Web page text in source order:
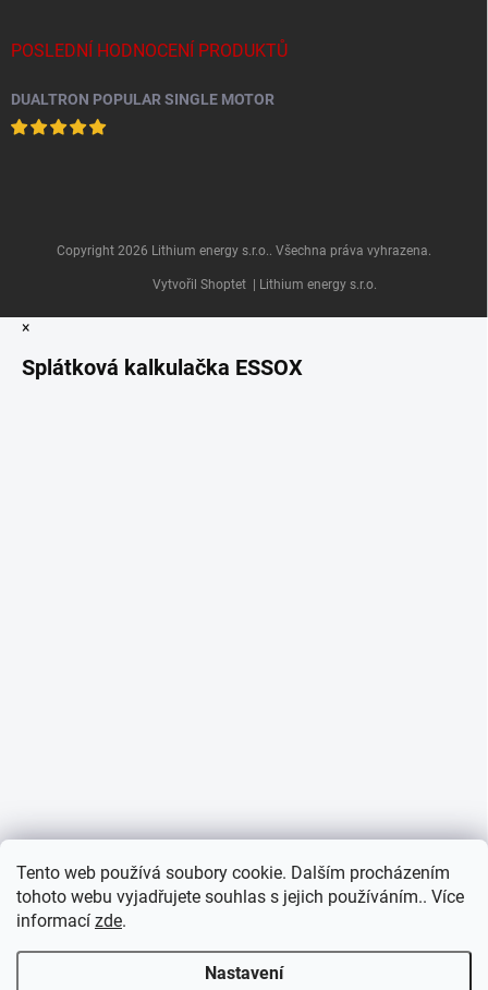
Tento web používá soubory cookie. Dalším procházením
tohoto webu vyjadřujete souhlas s jejich používáním.. Více
informací zde.
Nastavení
POSLEDNÍ HODNOCENÍ PRODUKTŮ
DUALTRON POPULAR SINGLE MOTOR
Vytvořil Shoptet | Lithium energy s.r.o.
Copyright 2026 Lithium energy s.r.o.. Všechna práva vyhrazena.
×
Splátková kalkulačka ESSOX